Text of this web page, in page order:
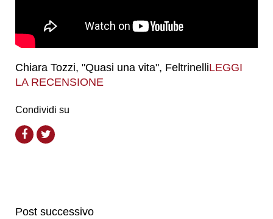
Chiara Tozzi, "Quasi una vita", FeltrinelliLEGGI
LA RECENSIONE
Condividi su
Post successivo